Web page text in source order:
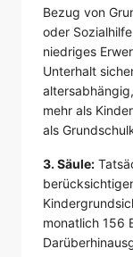
Bezug von
oder
niedriges
Unterhalt
mehr als
als
3. Säule:
monatlich 156